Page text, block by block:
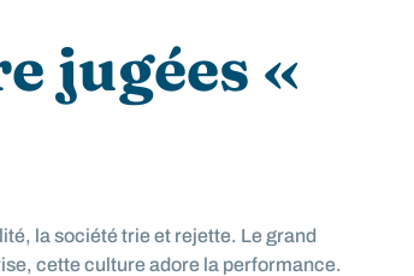
jugées «
la société trie et rejette. Le grand
cette culture adore la performance.